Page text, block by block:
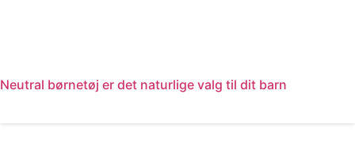
Neutral børnetøj er det naturlige valg til dit barn